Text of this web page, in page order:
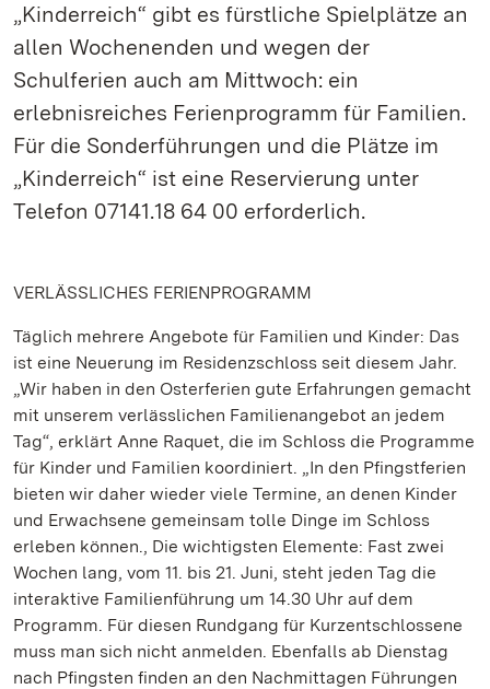
„Kinderreich“ gibt es fürstliche Spielplätze an
allen Wochenenden und wegen der
Schulferien auch am Mittwoch: ein
erlebnisreiches Ferienprogramm für Familien.
Für die Sonderführungen und die Plätze im
„Kinderreich“ ist eine Reservierung unter
Telefon 07141.18 64 00 erforderlich.
VERLÄSSLICHES FERIENPROGRAMM
Täglich mehrere Angebote für Familien und Kinder: Das
ist eine Neuerung im Residenzschloss seit diesem Jahr.
„Wir haben in den Osterferien gute Erfahrungen gemacht
mit unserem verlässlichen Familienangebot an jedem
Tag“, erklärt Anne Raquet, die im Schloss die Programme
für Kinder und Familien koordiniert. „In den Pfingstferien
bieten wir daher wieder viele Termine, an denen Kinder
und Erwachsene gemeinsam tolle Dinge im Schloss
erleben können., Die wichtigsten Elemente: Fast zwei
Wochen lang, vom 11. bis 21. Juni, steht jeden Tag die
interaktive Familienführung um 14.30 Uhr auf dem
Programm. Für diesen Rundgang für Kurzentschlossene
muss man sich nicht anmelden. Ebenfalls ab Dienstag
nach Pfingsten finden an den Nachmittagen Führungen